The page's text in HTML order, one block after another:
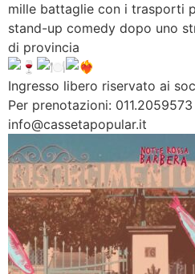
mille battaglie con i trasporti
stand-up comedy dopo uno
di provincia
Ingresso libero riservato ai
Per prenotazioni: 011.2059573
info@cassetapopular.it